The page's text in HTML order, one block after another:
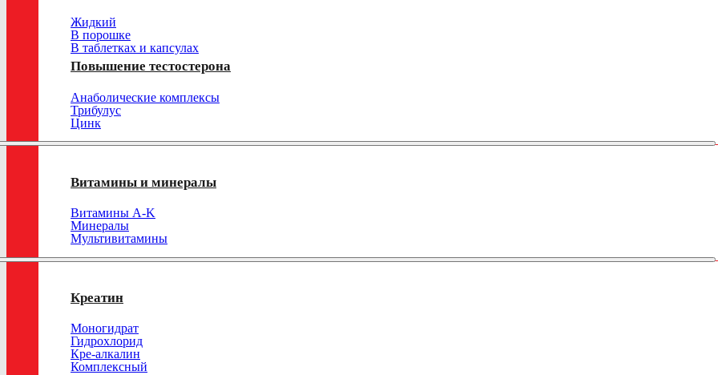
Жидкий
В порошке
В таблетках и капсулах
Повышение тестостерона
Анаболические комплексы
Трибулус
Цинк
Витамины и минералы
Витамины A-K
Минералы
Мультивитамины
Креатин
Моногидрат
Гидрохлорид
Кре-алкалин
Комплексный